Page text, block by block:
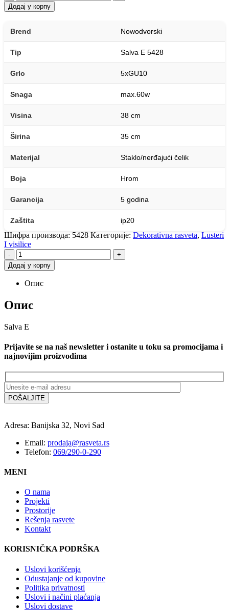
Додај у корпу
Brend Nowodvorski
Tip Salva E 5428
Grlo 5xGU10
Snaga max.60w
Visina 38 cm
Širina 35 cm
Materijal Staklo/nerđajući čelik
Boja Hrom
Garancija 5 godina
Zaštita ip20
Шифра производа: 5428 Категорије: Dekorativna rasveta, Lusteri
I visilice
-
+
Додај у корпу
Опис
Опис
Salva E
Prijavite se na naš newsletter i ostanite u toku sa promocijama i
najnovijim proizvodima
Adresa: Banijska 32, Novi Sad
Email: prodaja@rasveta.rs
Telefon: 069/290-0-290
MENI
O nama
Projekti
Prostorije
Rešenja rasvete
Kontakt
KORISNIČKA PODRŠKA
Uslovi korišćenja
Odustajanje od kupovine
Politika privatnosti
Uslovi i načini plaćanja
Uslovi dostave